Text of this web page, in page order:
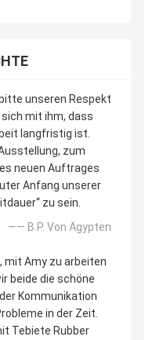
unseren Respekt
mit ihm, dass
langfristig ist.
zum
neuen Auftrages
Anfang unserer
zu sein.
—— B.P. Von Ägypten
mit Amy zu arbeiten
beide die schöne
Kommunikation
in der Zeit.
Tebiete Rubber